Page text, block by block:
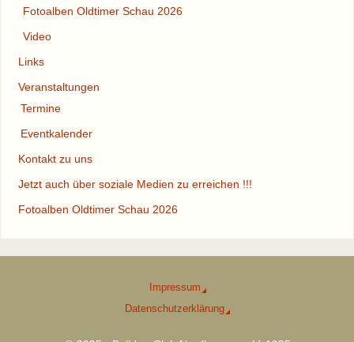
Fotoalben Oldtimer Schau 2026
Video
Links
Veranstaltungen
Termine
Eventkalender
Kontakt zu uns
Jetzt auch über soziale Medien zu erreichen !!!
Fotoalben Oldtimer Schau 2026
Impressum
Datenschutzerklärung